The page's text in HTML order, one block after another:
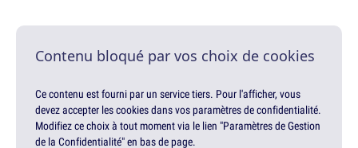
Contenu bloqué par vos choix de cookies
Ce contenu est fourni par un service tiers. Pour l'afficher, vous
devez accepter les cookies dans vos paramètres de confidentialité.
Modifiez ce choix à tout moment via le lien "Paramètres de Gestion
de la Confidentialité" en bas de page.